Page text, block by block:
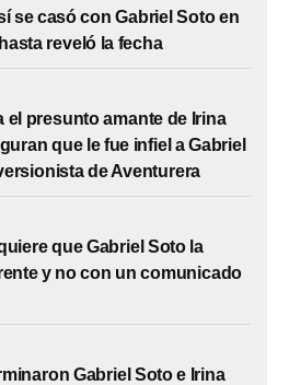
se casó con Gabriel Soto en
reveló la fecha
el presunto amante de Irina
que le fue infiel a Gabriel
de Aventurera
que Gabriel Soto la
y no con un comunicado
Gabriel Soto e Irina